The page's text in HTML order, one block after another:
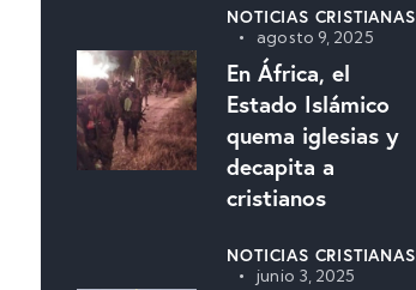
NOTICIAS CRISTIANAS
agosto 9, 2025
En África, el
Estado Islámico
quema iglesias y
decapita a
cristianos
NOTICIAS CRISTIANAS
junio 3, 2025